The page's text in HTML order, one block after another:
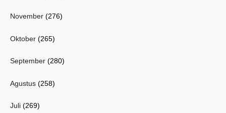
November (276)
Oktober (265)
September (280)
Agustus (258)
Juli (269)